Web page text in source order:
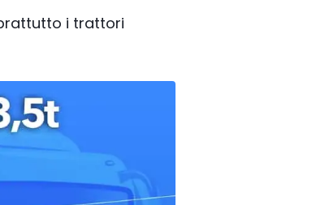
i trattori